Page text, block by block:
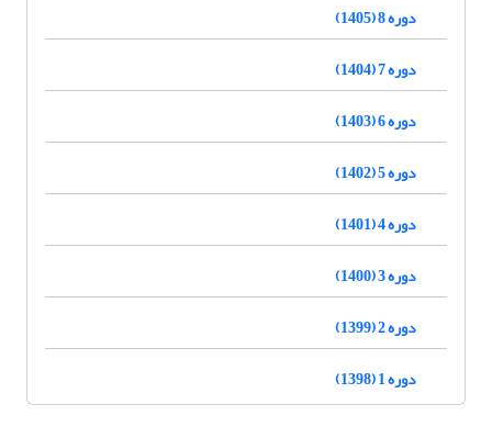
دوره 8 (1405)
دوره 7 (1404)
دوره 6 (1403)
دوره 5 (1402)
دوره 4 (1401)
دوره 3 (1400)
دوره 2 (1399)
دوره 1 (1398)